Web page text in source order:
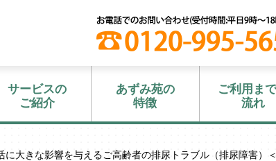
サービスの
ご紹介
あずみ苑の
特徴
ご利用ま
流れ
に大きな影響を与えるご高齢者の排尿トラブル（排尿障害）